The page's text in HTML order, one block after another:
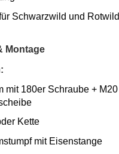
Schwarzwild und Rotwild
Montage
mit 180er Schraube + M20
Kette
mit Eisenstange